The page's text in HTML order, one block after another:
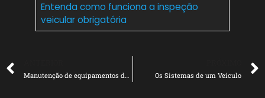
Entenda como funciona a inspeção
veicular obrigatória
Manutenção de equipamentos da oficina Os Sistemas de um Veículo